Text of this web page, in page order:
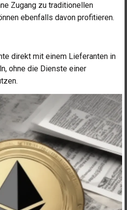
Zugang zu traditionellen
ebenfalls davon profitieren.
direkt mit einem Lieferanten in
ohne die Dienste einer